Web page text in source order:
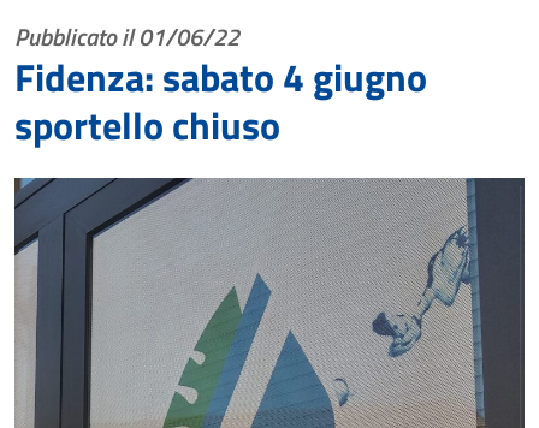
Pubblicato il 01/06/22
Fidenza: sabato 4 giugno
sportello chiuso